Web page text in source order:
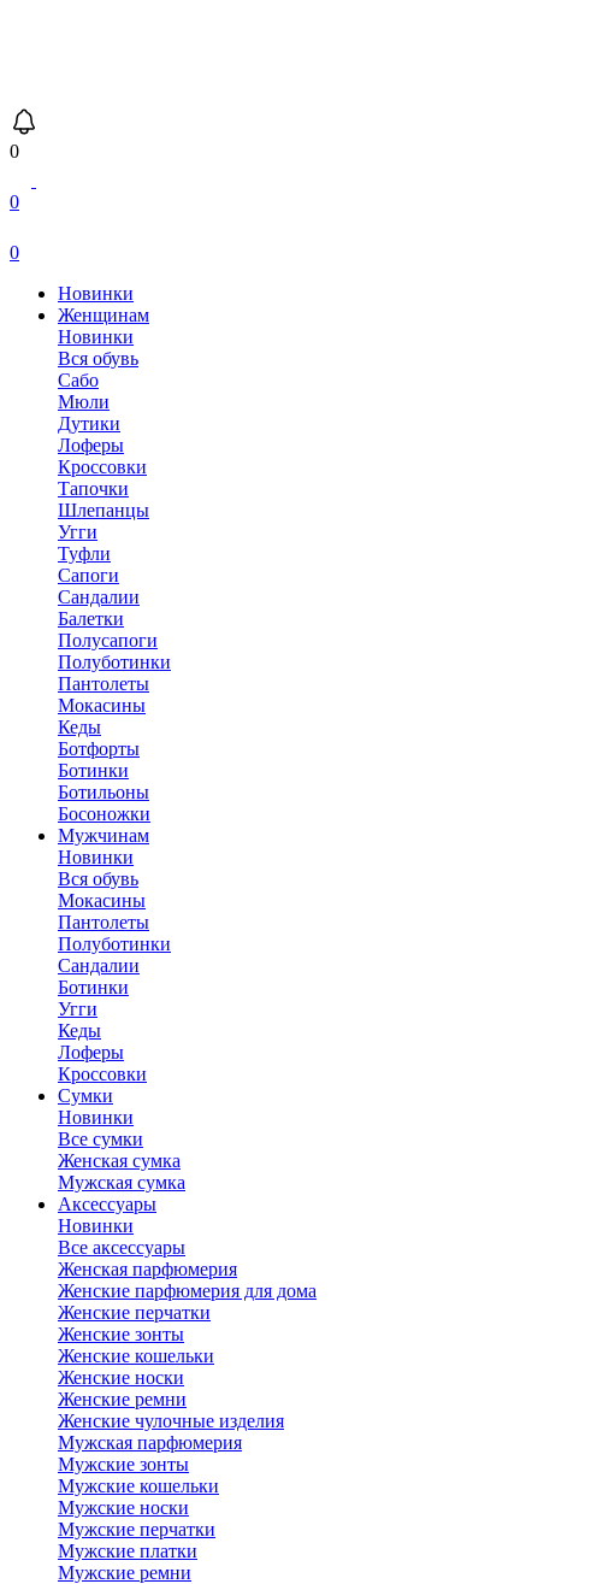
0
0
0
Новинки
Женщинам
Новинки
Вся обувь
Сабо
Мюли
Дутики
Лоферы
Кроссовки
Тапочки
Шлепанцы
Угги
Туфли
Сапоги
Сандалии
Балетки
Полусапоги
Полуботинки
Пантолеты
Мокасины
Кеды
Ботфорты
Ботинки
Ботильоны
Босоножки
Мужчинам
Новинки
Вся обувь
Мокасины
Пантолеты
Полуботинки
Сандалии
Ботинки
Угги
Кеды
Лоферы
Кроссовки
Сумки
Новинки
Все сумки
Женская сумка
Мужская сумка
Аксессуары
Новинки
Все аксессуары
Женская парфюмерия
Женские парфюмерия для дома
Женские перчатки
Женские зонты
Женские кошельки
Женские носки
Женские ремни
Женские чулочные изделия
Мужская парфюмерия
Мужские зонты
Мужские кошельки
Мужские носки
Мужские перчатки
Мужские платки
Мужские ремни